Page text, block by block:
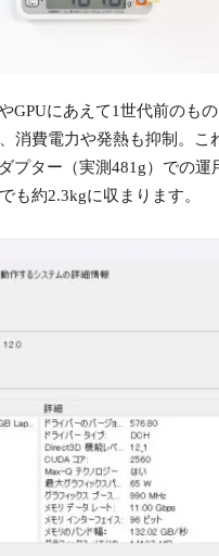
GPUにあえて1世代前のも
消費電力や発熱も抑制。こ
プター（実測481g）での運
も約2.3kgに収まります。